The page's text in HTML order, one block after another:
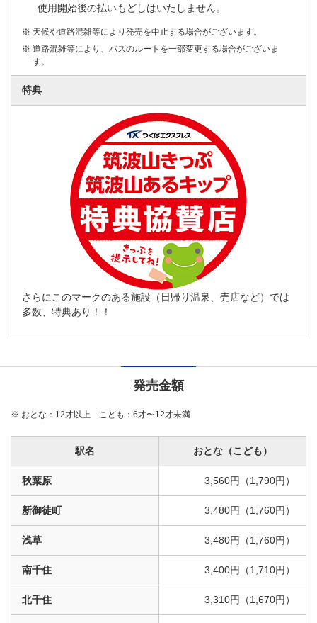
使用開始後の払いもどしはいたしません。
※ 天候や道路混雑等により発売を中止する場合がございます。
※ 道路混雑等により、バスのルートを一部変更する場合がございま
す。
特典
さらにこのマークのある施設（日帰り温泉、売店など）では
多数、特典あり！！
発売金額
※ おとな：12才以上 こども：6才〜12才未満
駅名 おとな（こども）
秋葉原 3,560円（1,790円）
新御徒町 3,480円（1,760円）
浅草 3,480円（1,760円）
南千住 3,400円（1,710円）
北千住 3,310円（1,670円）